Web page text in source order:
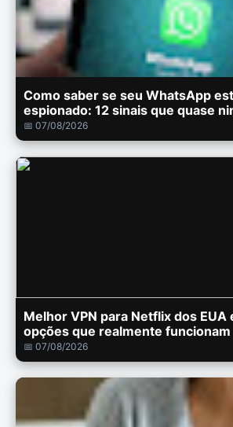
Como saber se seu WhatsApp
espionado: 12 sinais que quase
📅 07/08/2026
Melhor VPN para Netflix dos EUA
opções que realmente funcionam
📅 07/08/2026